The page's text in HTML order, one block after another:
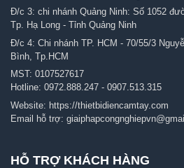
Đ/c 3: chi nhánh Quảng Ninh: Số 1052
Tp. Hạ Long - Tỉnh Quảng Ninh
Đ/c 4: Chi nhánh TP. HCM - 70/55/3
Bình, Tp.HCM
MST: 0107527617
Hotline: 0972.888.247 - 0907.513.315
Website: https://thietbidiencamtay.com
Email hỗ trợ:
HỖ TRỢ KHÁCH HÀNG